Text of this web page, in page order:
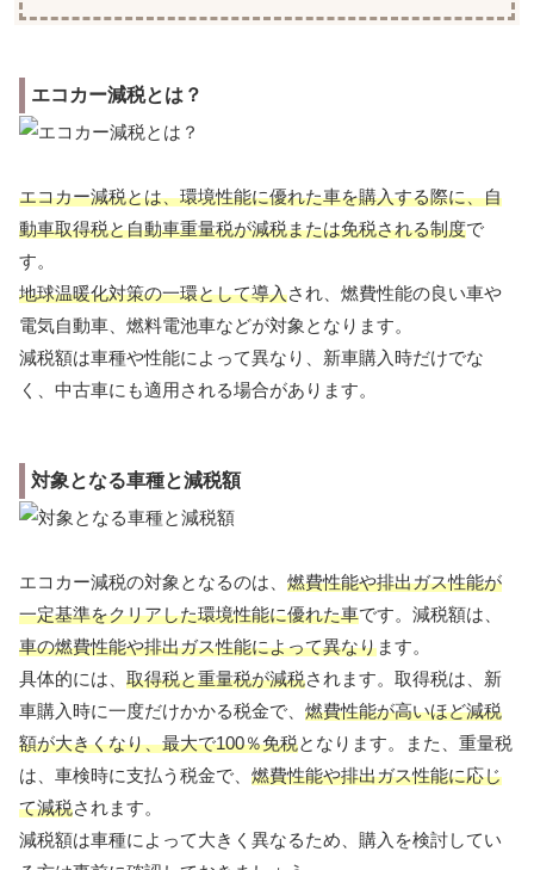
エコカー減税とは？
エコカー減税とは、環境性能に優れた車を購入する際に、自
動車取得税と自動車重量税が減税または免税される制度で
す。
地球温暖化対策の一環として導入され、燃費性能の良い車や
電気自動車、燃料電池車などが対象となります。
減税額は車種や性能によって異なり、新車購入時だけでな
く、中古車にも適用される場合があります。
対象となる車種と減税額
エコカー減税の対象となるのは、 燃費性能や排出ガス性能が
一定基準をクリアした環境性能に優れた車です。減税額は、
車の燃費性能や排出ガス性能によって異なります。
具体的には、 取得税と重量税が減税されます。取得税は、新
車購入時に一度だけかかる税金で、 燃費性能が高いほど減税
額が大きくなり、最大で100％免税となります。また、重量税
は、車検時に支払う税金で、 燃費性能や排出ガス性能に応じ
て減税されます。
減税額は車種によって大きく異なるため、購入を検討してい